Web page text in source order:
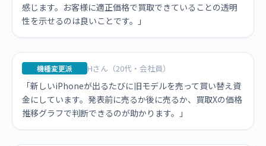
感じます。お客様に適正価格で買取できていることの透明
性を示せるのは良いことです。」
機種変更派 Hさん（20代・会社員）
「新しいiPhoneが出るたびに旧モデルを売って買い替え資
金にしています。発表前に売るか後に売るか、買取Xの価格
推移グラフで判断できるのが助かります。」